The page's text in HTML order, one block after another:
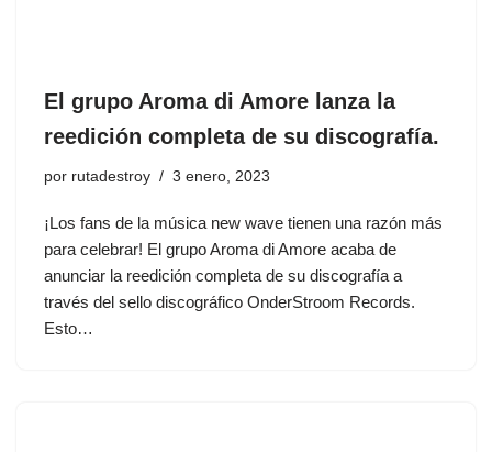
El grupo Aroma di Amore lanza la
reedición completa de su discografía.
por rutadestroy 3 enero, 2023
¡Los fans de la música new wave tienen una razón más
para celebrar! El grupo Aroma di Amore acaba de
anunciar la reedición completa de su discografía a
través del sello discográfico OnderStroom Records.
Esto…